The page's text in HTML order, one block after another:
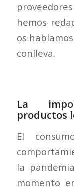
hemos
os
conlleva.
La
productos
El
la
momento